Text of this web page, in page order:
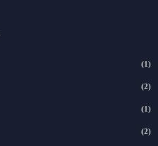
(1)
(2)
(1)
(2)